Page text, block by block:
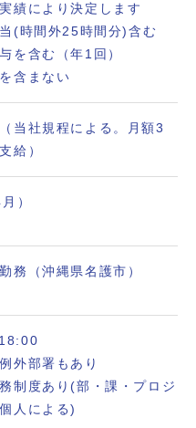
績により決定します
(時間外25時間分)含む
を含む（年1回）
含まない
当社規程による。月額3
給）
）
務（沖縄県名護市）
外部署もあり
制度あり(部・課・プロジ
人による)